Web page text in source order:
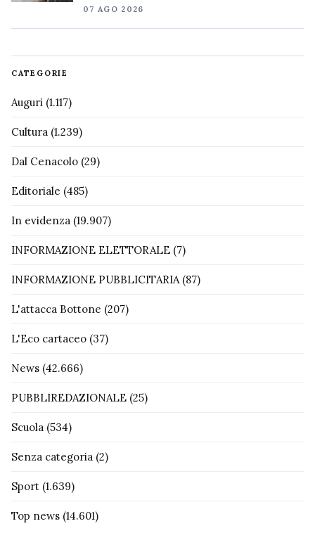
07 AGO 2026
CATEGORIE
Auguri (1.117)
Cultura (1.239)
Dal Cenacolo (29)
Editoriale (485)
In evidenza (19.907)
INFORMAZIONE ELETTORALE (7)
INFORMAZIONE PUBBLICITARIA(87)
L'attacca Bottone (207)
L'Eco cartaceo (37)
News (42.666)
PUBBLIREDAZIONALE (25)
Scuola (534)
Senza categoria (2)
Sport (1.639)
Top news (14.601)